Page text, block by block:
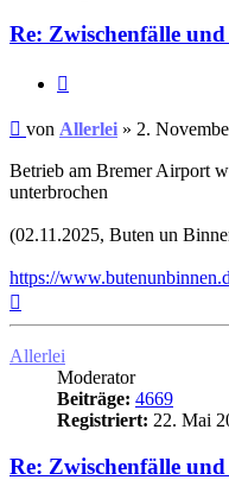
Re: Zwischenfälle
Ungelesener
von Allerlei » 2.
Betrieb am Bremer Airport
unterbrochen
(02.11.2025, Buten un
https://
Allerlei
Moderator
Beiträge: 4669
Registriert: 22. Mai
Re: Zwischenfälle